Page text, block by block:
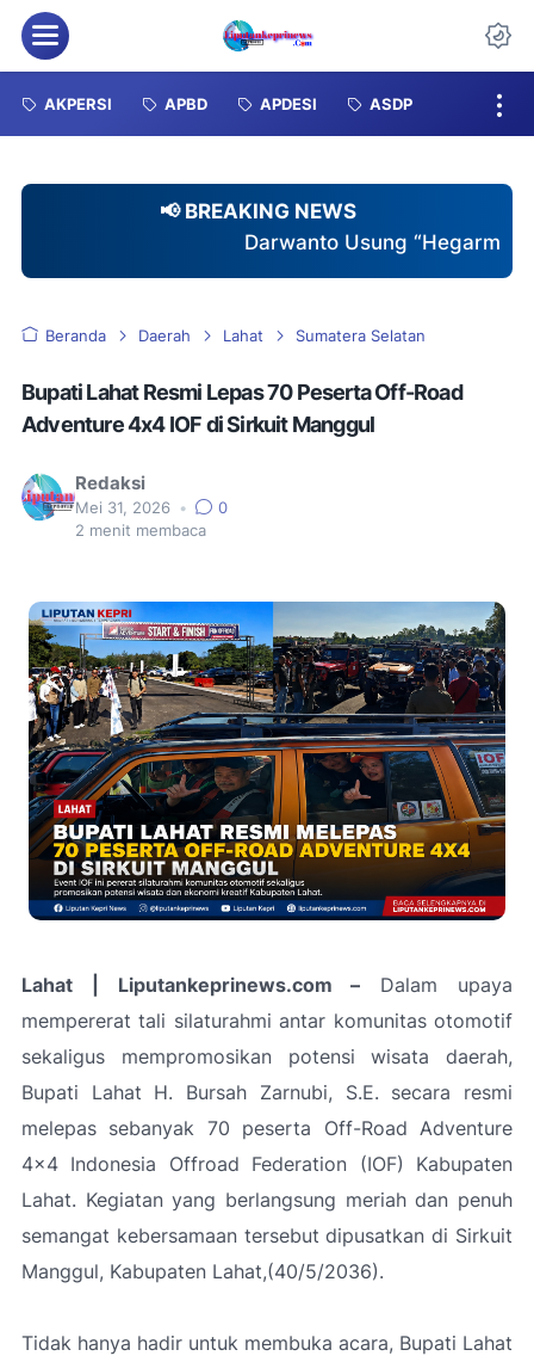
Menu
AKPERSI APBD APDESI ASDP
📢 BREAKING NEWS
Darwanto Usung “Hegarmukti Istimewa”,
Beranda Daerah Lahat Sumatera Selatan
Bupati Lahat Resmi Lepas 70 Peserta Off-Road
Adventure 4x4 IOF di Sirkuit Manggul
Redaksi
Mei 31, 2026 •
0
2 menit membaca
Lahat | Liputankeprinews.com – Dalam upaya
mempererat tali silaturahmi antar komunitas otomotif
sekaligus mempromosikan potensi wisata daerah,
Bupati Lahat H. Bursah Zarnubi, S.E. secara resmi
melepas sebanyak 70 peserta Off-Road Adventure
4x4 Indonesia Offroad Federation (IOF) Kabupaten
Lahat. Kegiatan yang berlangsung meriah dan penuh
semangat kebersamaan tersebut dipusatkan di Sirkuit
Manggul, Kabupaten Lahat,(40/5/2036).
Tidak hanya hadir untuk membuka acara, Bupati Lahat